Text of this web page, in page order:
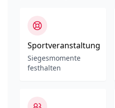
Sportveranstaltung
Siegesmomente
festhalten